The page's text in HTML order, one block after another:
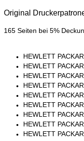
Original
165 Seiten bei 5%
HEWLETT
HEWLETT
HEWLETT
HEWLETT
HEWLETT
HEWLETT
HEWLETT
HEWLETT
HEWLETT